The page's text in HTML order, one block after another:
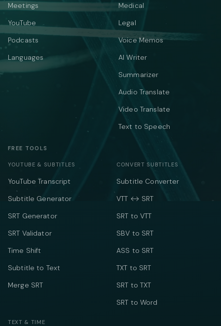
Meetings
YouTube
Podcasts
Languages
Medical
Legal
Voice Memos
AI Writer
Summarizer
Audio Translate
Video Translate
Text to Speech
FREE TOOLS
YOUTUBE & SUBTITLES
YouTube Transcript
Subtitle Generator
SRT Generator
SRT Validator
Time Shift
Subtitle to Text
Merge SRT
CONVERT SUBTITLES
Subtitle Converter
VTT ↔ SRT
SRT to VTT
SBV to SRT
ASS to SRT
TXT to SRT
SRT to TXT
SRT to Word
TEXT & TIME